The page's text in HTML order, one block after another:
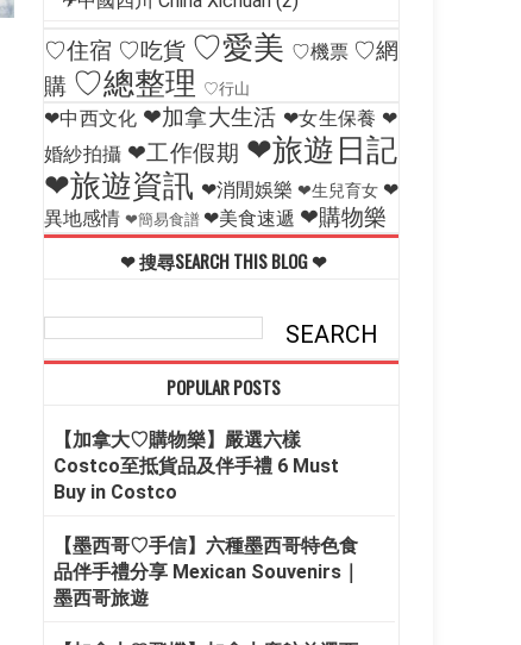
♡住宿 ♡吃貨 ♡愛美 ♡機票 ♡網
購 ♡總整理 ♡行山
❤中西文化 ❤加拿大生活 ❤女生保養 ❤
婚紗拍攝 ❤工作假期 ❤旅遊日記
❤旅遊資訊 ❤消閒娛樂 ❤生兒育女 ❤
異地感情 ❤簡易食譜 ❤美食速遞 ❤購物樂
❤ 搜尋SEARCH THIS BLOG ❤
POPULAR POSTS
【加拿大♡購物樂】嚴選六樣
Costco至抵貨品及伴手禮 6 Must
Buy in Costco
【墨西哥♡手信】六種墨西哥特色食
品伴手禮分享 Mexican Souvenirs｜
墨西哥旅遊